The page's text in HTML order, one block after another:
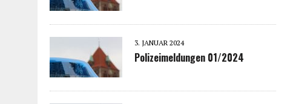
3. JANUAR 2024
Polizeimeldungen 01/2024